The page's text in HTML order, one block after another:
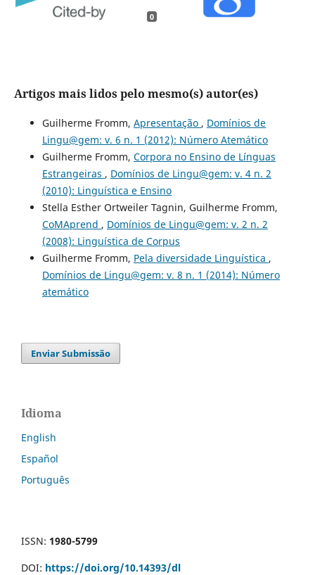
0
Artigos mais lidos pelo mesmo(s) autor(es)
Guilherme Fromm, Apresentação , Domínios de
Lingu@gem: v. 6 n. 1 (2012): Número Atemático
Guilherme Fromm, Corpora no Ensino de Línguas
Estrangeiras , Domínios de Lingu@gem: v. 4 n. 2
(2010): Linguística e Ensino
Stella Esther Ortweiler Tagnin, Guilherme Fromm,
CoMAprend , Domínios de Lingu@gem: v. 2 n. 2
(2008): Linguística de Corpus
Guilherme Fromm, Pela diversidade Linguística ,
Domínios de Lingu@gem: v. 8 n. 1 (2014): Número
atemático
Enviar Submissão
Idioma
English
Español
Português
ISSN: 1980-5799
DOI: https://doi.org/10.14393/dl